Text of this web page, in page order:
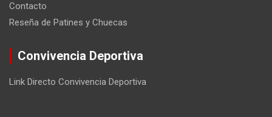
Contacto
Reseña de Patines y Chuecas
Convivencia Deportiva
Link Directo Convivencia Deportiva